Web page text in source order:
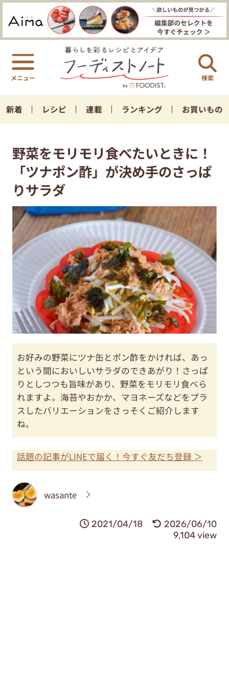
検索
新着 レシピ 連載 ランキング お買いもの
野菜をモリモリ食べたいときに！
「ツナポン酢」が決め手のさっぱ
りサラダ
お好みの野菜にツナ缶とポン酢をかければ、あっ
という間においしいサラダのできあがり！さっぱ
りとしつつも旨味があり、野菜をモリモリ食べら
れますよ。海苔やおかか、マヨネーズなどをプラ
スしたバリエーションをさっそくご紹介します
ね。
話題の記事がLINEで届く！今すぐ友だち登録 ＞
wasante
2021/04/18
2026/06/10
9,104 view